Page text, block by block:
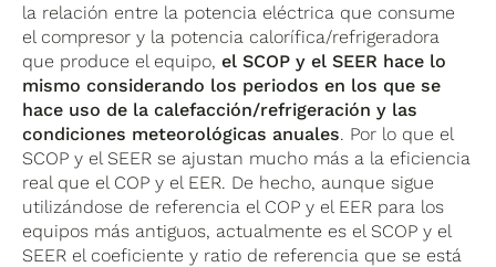
la relación entre la potencia eléctrica que consume
el compresor y la potencia calorífica/refrigeradora
que produce el equipo,el SCOP y el SEER hace lo
mismo considerando los periodos en los que se
hace uso de la calefacción/refrigeración y las
condiciones meteorológicas anuales. Por lo que el
SCOP y el SEER se ajustan mucho más a la eficiencia
real que el COP y el EER. De hecho, aunque sigue
utilizándose de referencia el COP y el EER para los
equipos más antiguos, actualmente es el SCOP y el
SEER el coeficiente y ratio de referencia que se está